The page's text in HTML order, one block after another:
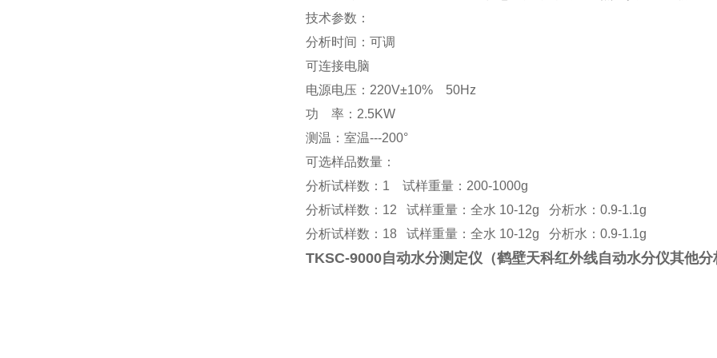
技术参数：
分析时间：可调
可连接电脑
电源电压：220V±10% 50Hz
功 率：2.5KW
测温：室温---200°
可选样品数量：
分析试样数：1 试样重量：200-1000g
分析试样数：12 试样重量：全水 10-12g 分析水：0.9-1.1g
分析试样数：18 试样重量：全水 10-12g 分析水：0.9-1.1g
TKSC-9000自动水分测定仪（鹤壁天科红外线自动水分仪其他分